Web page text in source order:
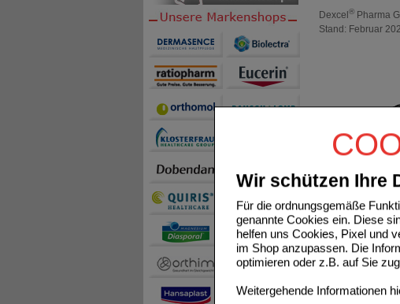
Wir schützen Ihre
Für die ordnungsgemäße
genannte Cookies ein. Diese
helfen uns Cookies, Pixel und
im Shop anzupassen. Die
optimieren oder z.B. auf Sie
Weitergehende Informationen
Dexcel ®Pharma
Stand: Februar
Schmerzen